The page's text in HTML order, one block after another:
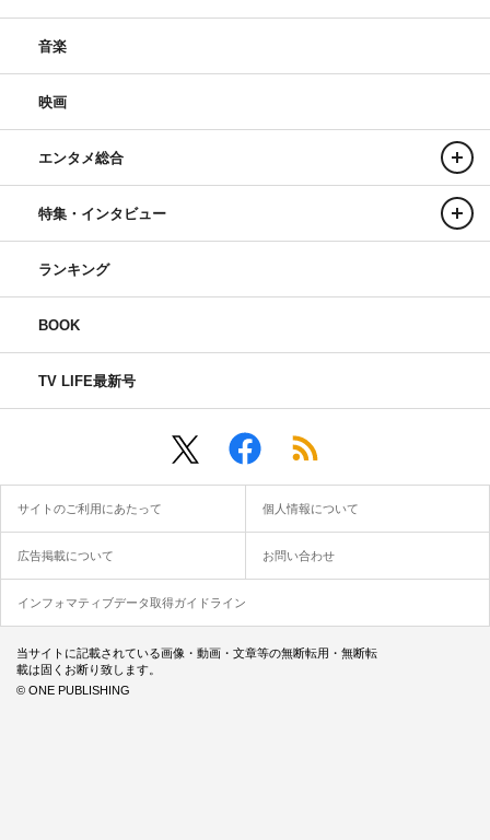
音楽
映画
エンタメ総合
特集・インタビュー
ランキング
BOOK
TV LIFE最新号
サイトのご利用にあたって 個人情報について
広告掲載について お問い合わせ
インフォマティブデータ取得ガイドライン
当サイトに記載されている画像・動画・文章等の無断転用・無断転
載は固くお断り致します。
© ONE PUBLISHING